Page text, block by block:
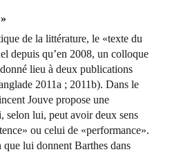
de la littérature, le «texte du
depuis qu’en 2008, un colloque
lieu à deux publications
2011a ; 2011b). Dans le
Jouve propose une
selon lui, peut avoir deux sens
ou celui de «performance».
que lui donnent Barthes dans